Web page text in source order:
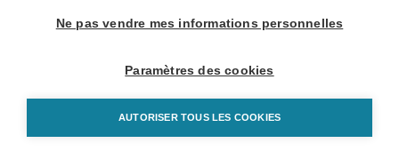
Ne pas vendre mes informations personnelles
Paramètres des cookies
AUTORISER TOUS LES COOKIES